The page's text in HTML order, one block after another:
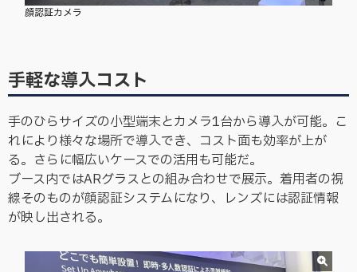
顔認証カメラ
手軽な導入コスト
手のひらサイズの小型端末とカメラ1台から導入が可能。こ
れにより様々な場所で導入でき、コスト面も効率が上が
る。さらに幅広いケースでの活用も可能だ。
ブース内ではARグラスとの組み合わせで展示。着用者の視
線そのものが顔認証システムになり、レンズには認証情報
が映し出される。